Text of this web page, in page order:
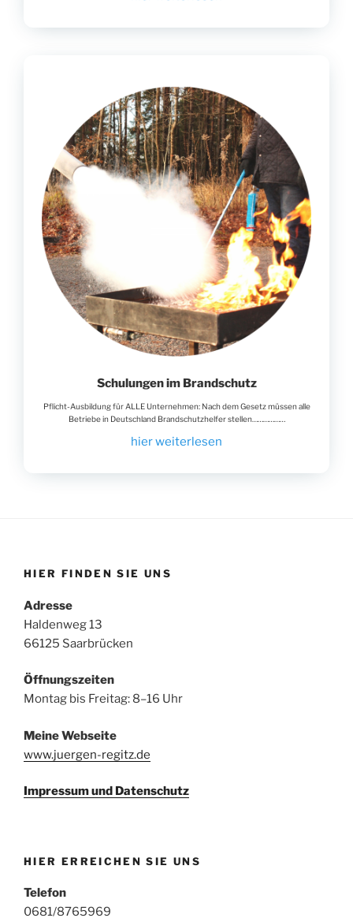
Schulungen im Brandschutz
Pflicht-Ausbildung für ALLE Unternehmen: Nach dem Gesetz müssen alle
Betriebe in Deutschland Brandschutzhelfer stellen………………
hier weiterlesen
HIER FINDEN SIE UNS
Adresse
Haldenweg 13
66125 Saarbrücken
Öffnungszeiten
Montag bis Freitag: 8–16 Uhr
Meine Webseite
www.juergen-regitz.de
Impressum und Datenschutz
HIER ERREICHEN SIE UNS
Telefon
0681/8765969